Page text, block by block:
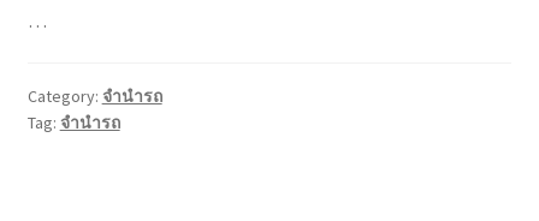
…
Category: จำนำรถ
Tag: จำนำรถ